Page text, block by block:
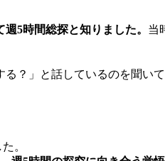
5時間総探と知りました。 当
？」と話しているのを聞いて
。